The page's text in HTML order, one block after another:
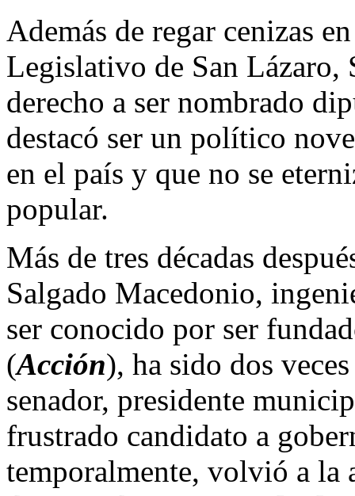
Además de regar cenizas
Legislativo de San Lázaro,
derecho a ser nombrado
destacó ser un político
en el país y que no se
popular.
Más de tres décadas
Salgado Macedonio,
ser conocido por ser
(Acción), ha sido dos
senador, presidente
frustrado candidato a
temporalmente, volvió a la